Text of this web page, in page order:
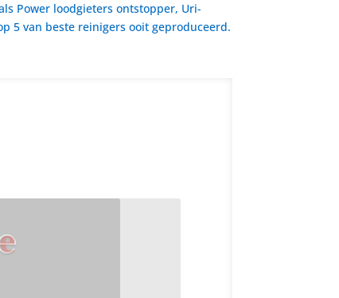
Power loodgieters ontstopper, Uri-
5 van beste reinigers ooit geproduceerd.